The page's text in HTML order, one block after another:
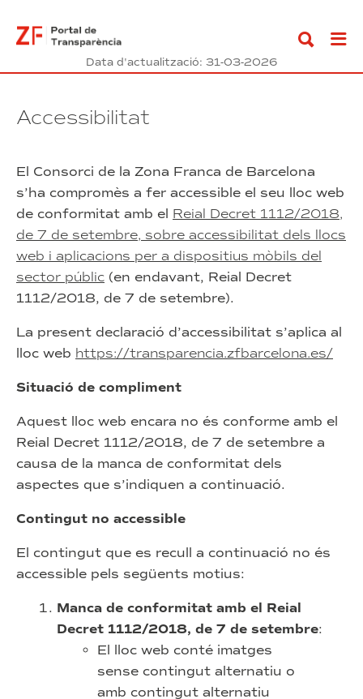
contingut
Data d'actualització: 31-03-2026
Accessibilitat
El Consorci de la Zona Franca de Barcelona
s’ha compromès a fer accessible el seu lloc web
de conformitat amb el Reial Decret 1112/2018,
de 7 de setembre, sobre accessibilitat dels llocs
web i aplicacions per a dispositius mòbils del
sector públic (en endavant, Reial Decret
1112/2018, de 7 de setembre).
La present declaració d’accessibilitat s’aplica al
lloc web https://transparencia.zfbarcelona.es/
Situació de compliment
Aquest lloc web encara no és conforme amb el
Reial Decret 1112/2018, de 7 de setembre a
causa de la manca de conformitat dels
aspectes que s’indiquen a continuació.
Contingut no accessible
El contingut que es recull a continuació no és
accessible pels següents motius:
Manca de conformitat amb el Reial
Decret 1112/2018, de 7 de setembre:
El lloc web conté imatges
sense contingut alternatiu o
amb contingut alternatiu